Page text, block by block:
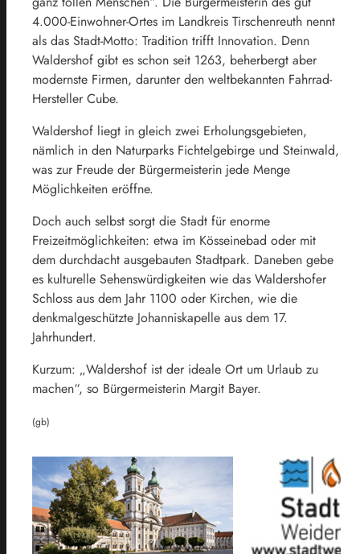
4.000-Einwohner-Ortes im Landkreis Tirschenreuth nennt
als das Stadt-Motto: Tradition trifft Innovation. Denn
Waldershof gibt es schon seit 1263, beherbergt aber
modernste Firmen, darunter den weltbekannten Fahrrad-
Hersteller Cube.
Waldershof liegt in gleich zwei Erholungsgebieten,
nämlich in den Naturparks Fichtelgebirge und Steinwald,
was zur Freude der Bürgermeisterin jede Menge
Möglichkeiten eröffne.
Doch auch selbst sorgt die Stadt für enorme
Freizeitmöglichkeiten: etwa im Kösseinebad oder mit
dem durchdacht ausgebauten Stadtpark. Daneben gebe
es kulturelle Sehenswürdigkeiten wie das Waldershofer
Schloss aus dem Jahr 1100 oder Kirchen, wie die
denkmalgeschützte Johanniskapelle aus dem 17.
Jahrhundert.
Kurzum: „Waldershof ist der ideale Ort um Urlaub zu
machen“, so Bürgermeisterin Margit Bayer.
(gb)